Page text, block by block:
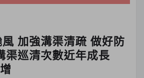
加強溝渠清疏 做好防
渠巡清次數近年成長